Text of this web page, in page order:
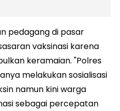
pedagang di pasar
vaksinasi karena
keramaian. "Polres
melakukan sosialisasi
namun kini warga
sebagai percepatan